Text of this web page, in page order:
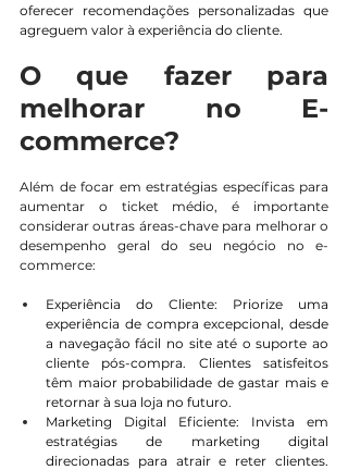
oferecer recomendações personalizadas que
agreguem valor à experiência do cliente.
O que fazer para
melhorar no E-
commerce?
Além de focar em estratégias específicas para
aumentar o ticket médio, é importante
considerar outras áreas-chave para melhorar o
desempenho geral do seu negócio no e-
commerce:
Experiência do Cliente: Priorize uma
experiência de compra excepcional, desde
a navegação fácil no site até o suporte ao
cliente pós-compra. Clientes satisfeitos
têm maior probabilidade de gastar mais e
retornar à sua loja no futuro.
Marketing Digital Eficiente: Invista em
estratégias de marketing digital
direcionadas para atrair e reter clientes.